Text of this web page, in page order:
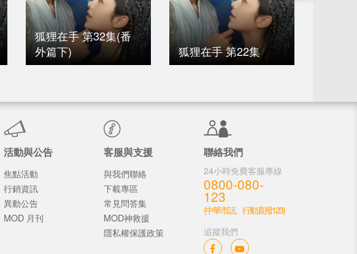
狐狸在手 第32集(番
外篇下)
狐狸在手 第22集
活動與公告
焦點活動
行銷資訊
異動公告
MOD 月刊
客服與支援
與我們聯絡
下載專區
常見問答集
MOD神救援
隱私權保護政策
聯絡我們
24小時免費客服專線
0800-080-
123
(中華市話、行動直撥123)
追蹤我們